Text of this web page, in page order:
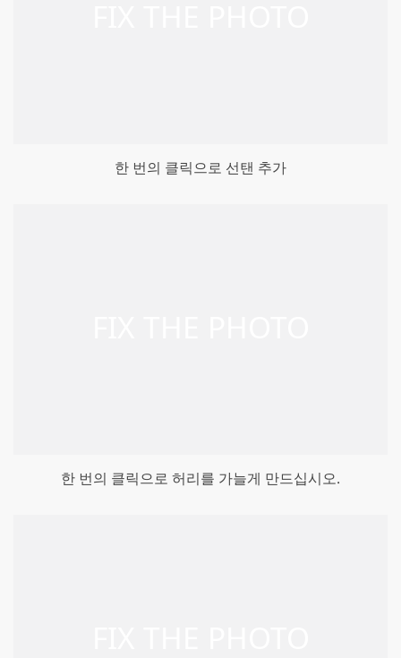
한 번의 클릭으로 선탠 추가
한 번의 클릭으로 허리를 가늘게 만드십시오.